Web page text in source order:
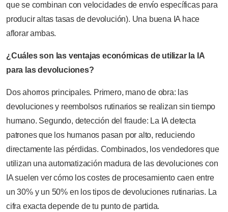
que se combinan con velocidades de envío específicas para
producir altas tasas de devolución). Una buena IA hace
aflorar ambas.
¿Cuáles son las ventajas económicas de utilizar la IA
para las devoluciones?
Dos ahorros principales. Primero, mano de obra: las
devoluciones y reembolsos rutinarios se realizan sin tiempo
humano. Segundo, detección del fraude: La IA detecta
patrones que los humanos pasan por alto, reduciendo
directamente las pérdidas. Combinados, los vendedores que
utilizan una automatización madura de las devoluciones con
IA suelen ver cómo los costes de procesamiento caen entre
un 30% y un 50% en los tipos de devoluciones rutinarias. La
cifra exacta depende de tu punto de partida.